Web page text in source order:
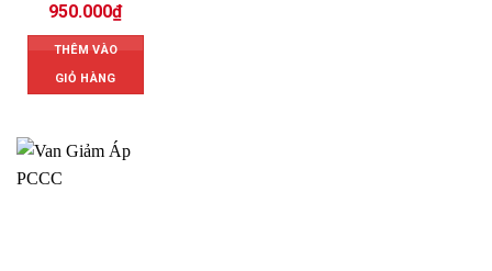
950.000₫
THÊM VÀO
GIỎ HÀNG